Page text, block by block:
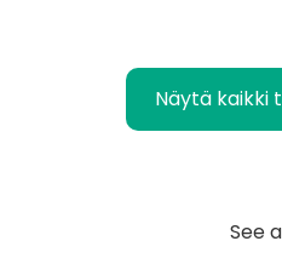
Näytä kaikki
See